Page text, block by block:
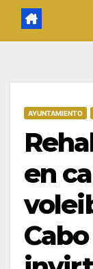
AYUNTAMIENTO
en